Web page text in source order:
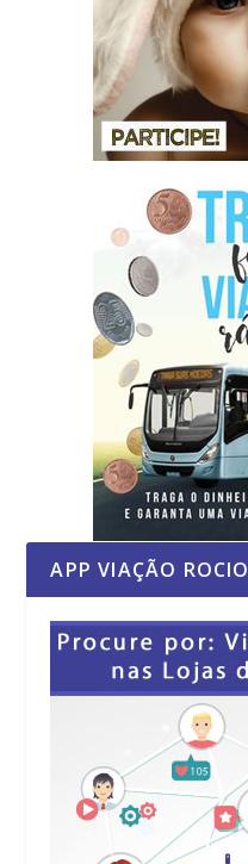
APP VIAÇÃO ROCIO